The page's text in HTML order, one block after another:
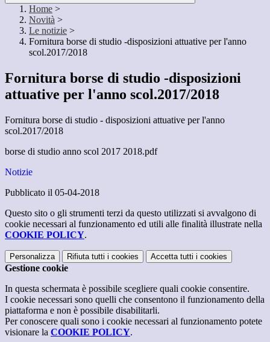
Home >
Novità >
Le notizie >
Fornitura borse di studio -disposizioni attuative per l'anno
scol.2017/2018
Fornitura borse di studio -disposizioni
attuative per l'anno scol.2017/2018
Fornitura borse di studio - disposizioni attuative per l'anno
scol.2017/2018
borse di studio anno scol 2017 2018.pdf
Notizie
Pubblicato il 05-04-2018
Questo sito o gli strumenti terzi da questo utilizzati si avvalgono di
cookie necessari al funzionamento ed utili alle finalità illustrate nella
COOKIE POLICY.
Personalizza Rifiuta tutti i cookies Accetta tutti i cookies
Gestione cookie
In questa schermata è possibile scegliere quali cookie consentire.
I cookie necessari sono quelli che consentono il funzionamento della
piattaforma e non è possibile disabilitarli.
Per conoscere quali sono i cookie necessari al funzionamento potete
visionare la COOKIE POLICY.